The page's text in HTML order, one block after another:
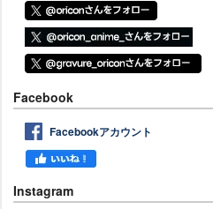
Facebook
Facebookアカウント
Instagram